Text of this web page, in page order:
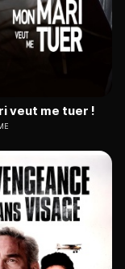
veut me tuer !